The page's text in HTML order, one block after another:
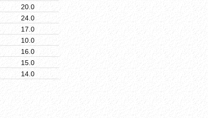
20.0
24.0
17.0
10.0
16.0
15.0
14.0